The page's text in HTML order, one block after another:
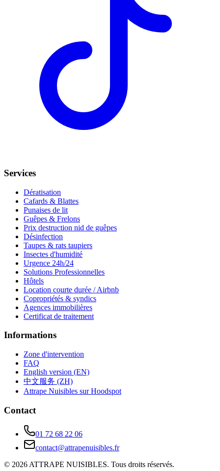
Services
Dératisation
Cafards & Blattes
Punaises de lit
Guêpes & Frelons
Prix destruction nid de guêpes
Désinfection
Taupes & rats taupiers
Insectes d'humidité
Urgence 24h/24
Solutions Professionnelles
Hôtels
Location courte durée / Airbnb
Copropriétés & syndics
Agences immobilières
Certificat de traitement
Informations
Zone d'intervention
FAQ
English version (EN)
中文服务 (ZH)
Attrape Nuisibles sur Hoodspot
Contact
01 72 68 22 06
contact@attrapenuisibles.fr
© 2026ATTRAPE NUISIBLES. Tous droits réservés.